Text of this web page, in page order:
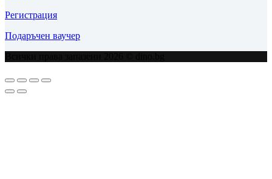
Регистрация
Подаръчен ваучер